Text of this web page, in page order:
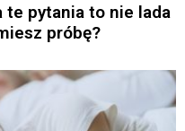
te pytania to nie lada
próbę?